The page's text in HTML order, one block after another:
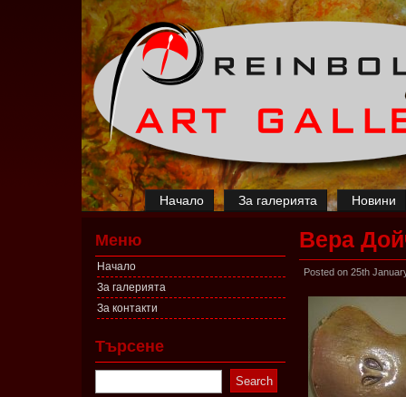
Начало За галерията Новини
Меню
Начало
За галерията
За контакти
Търсене
Вера
Posted on 25th